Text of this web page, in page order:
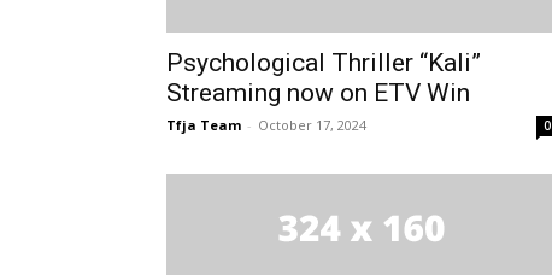
Psychological Thriller “Kali”
Streaming now on ETV Win
Tfja Team - October 17, 2024 0